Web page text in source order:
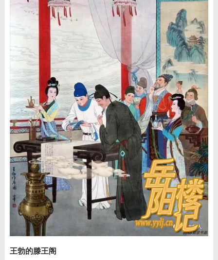
王勃的滕王阁